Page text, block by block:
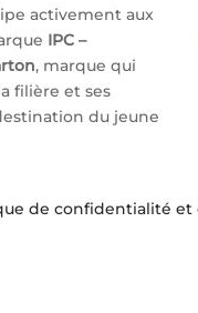
activement aux
IPC –
, marque qui
filière et ses
du jeune
de confidentialité et